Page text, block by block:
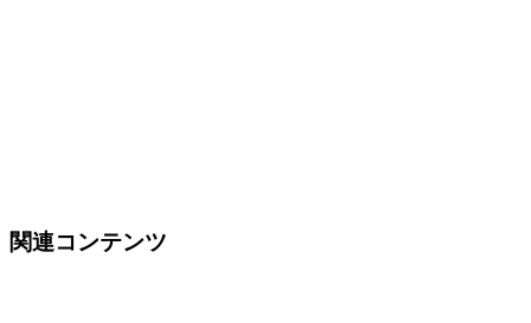
関連コンテンツ